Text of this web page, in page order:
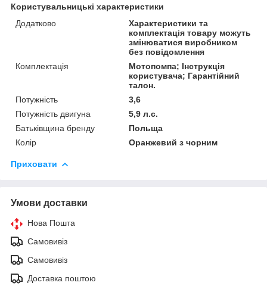
Користувальницькі характеристики
Додатково
Характеристики та
комплектація товару можуть
змінюватися виробником
без повідомлення
Комплектація
Мотопомпа; Інструкція
користувача; Гарантійний
талон.
Потужність
3,6
Потужність двигуна
5,9 л.с.
Батьківщина бренду
Польща
Колір
Оранжевий з чорним
Приховати
Умови доставки
Нова Пошта
Самовивіз
Самовивіз
Доставка поштою